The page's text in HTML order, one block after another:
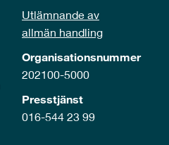
Utlämnande av
allmän handling
Organisationsnummer
202100-5000
Presstjänst
016-544 23 99